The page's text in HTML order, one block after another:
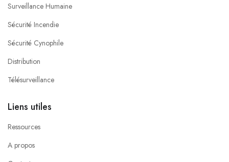
Surveillance Humaine
Sécurité Incendie
Sécurité Cynophile
Distribution
Télésurveillance
Liens utiles
Ressources
A propos